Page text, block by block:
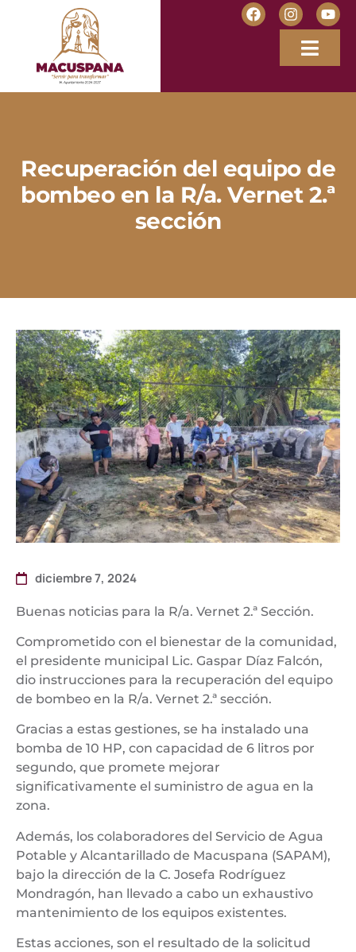
Recuperación del equipo de
bombeo en la R/a. Vernet 2.ª
sección
diciembre 7, 2024
Buenas noticias para la R/a. Vernet 2.ª Sección.
Comprometido con el bienestar de la comunidad,
el presidente municipal Lic. Gaspar Díaz Falcón,
dio instrucciones para la recuperación del equipo
de bombeo en la R/a. Vernet 2.ª sección.
Gracias a estas gestiones, se ha instalado una
bomba de 10 HP, con capacidad de 6 litros por
segundo, que promete mejorar
significativamente el suministro de agua en la
zona.
Además, los colaboradores del Servicio de Agua
Potable y Alcantarillado de Macuspana (SAPAM),
bajo la dirección de la C. Josefa Rodríguez
Mondragón, han llevado a cabo un exhaustivo
mantenimiento de los equipos existentes.
Estas acciones, son el resultado de la solicitud